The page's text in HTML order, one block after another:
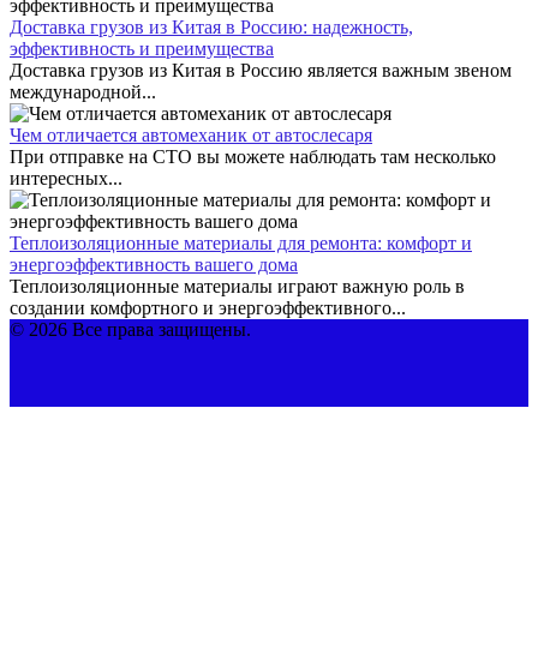
Доставка грузов из Китая в Россию: надежность,
эффективность и преимущества
Доставка грузов из Китая в Россию является важным звеном
международной...
Чем отличается автомеханик от автослесаря
При отправке на СТО вы можете наблюдать там несколько
интересных...
Теплоизоляционные материалы для ремонта: комфорт и
энергоэффективность вашего дома
Теплоизоляционные материалы играют важную роль в
создании комфортного и энергоэффективного...
© 2026 Все права защищены.